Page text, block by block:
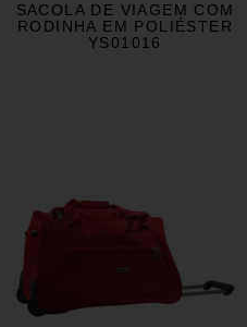
SACOLA DE VIAGEM COM
RODINHA EM POLIÉSTER
YS01016